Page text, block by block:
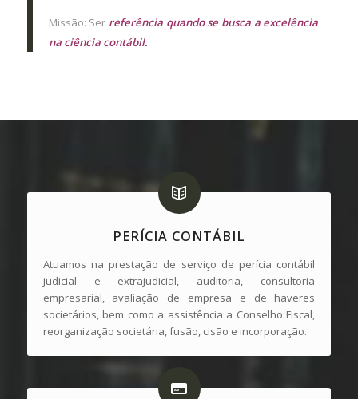
Missão: Ser referência quando se busca a excelência
na ciência contábil.
PERÍCIA CONTÁBIL
Atuamos na prestação de serviço de perícia contábil
judicial e extrajudicial, auditoria, consultoria
empresarial, avaliação de empresa e de haveres
societários, bem como a assistência a Conselho Fiscal,
reorganização societária, fusão, cisão e incorporação.